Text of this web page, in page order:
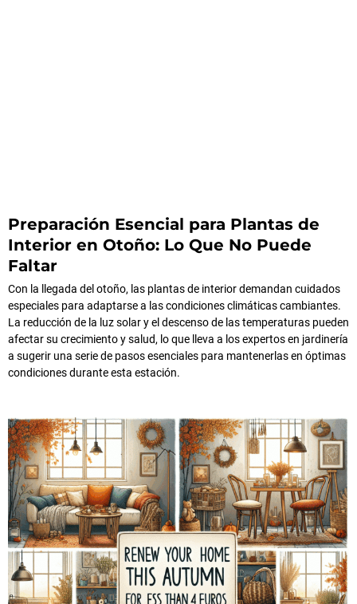
Preparación Esencial para Plantas de
Interior en Otoño: Lo Que No Puede
Faltar
Con la llegada del otoño, las plantas de interior demandan cuidados
especiales para adaptarse a las condiciones climáticas cambiantes.
La reducción de la luz solar y el descenso de las temperaturas pueden
afectar su crecimiento y salud, lo que lleva a los expertos en jardinería
a sugerir una serie de pasos esenciales para mantenerlas en óptimas
condiciones durante esta estación.